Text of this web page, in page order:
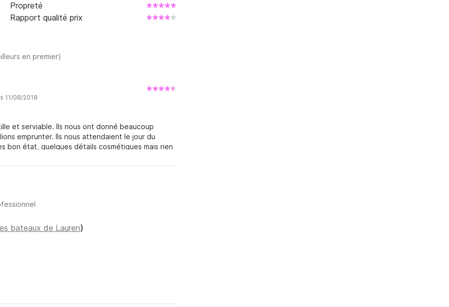
Propreté
Rapport qualité prix
en premier)
11/08/2018
et serviable. Ils nous ont donné beaucoup
emprunter. Ils nous attendaient le jour du
état, quelques détails cosmétiques mais rien
adultes mais il était toujours assez confortable
bateaux de Lauren)